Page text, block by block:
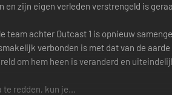
en zijn eigen verleden verstrengeld is
team achter Outcast 1 is opnieuw
verbonden is met dat van de
om hem heen is veranderd en
te redden, kun je...